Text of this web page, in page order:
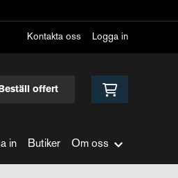
Kontakta oss Logga in
Beställ offert
in Butiker Om oss